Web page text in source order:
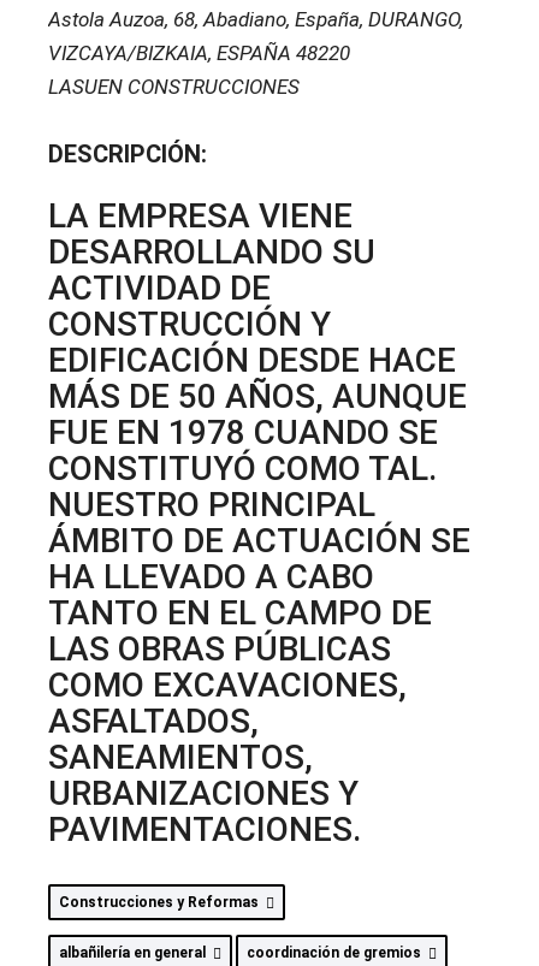
Astola Auzoa, 68, Abadiano, España, DURANGO,
VIZCAYA/BIZKAIA, ESPAÑA 48220
LASUEN CONSTRUCCIONES
DESCRIPCIÓN:
LA EMPRESA VIENE
DESARROLLANDO SU
ACTIVIDAD DE
CONSTRUCCIÓN Y
EDIFICACIÓN DESDE HACE
MÁS DE 50 AÑOS, AUNQUE
FUE EN 1978 CUANDO SE
CONSTITUYÓ COMO TAL.
NUESTRO PRINCIPAL
ÁMBITO DE ACTUACIÓN SE
HA LLEVADO A CABO
TANTO EN EL CAMPO DE
LAS OBRAS PÚBLICAS
COMO EXCAVACIONES,
ASFALTADOS,
SANEAMIENTOS,
URBANIZACIONES Y
PAVIMENTACIONES.
Construcciones y Reformas
albañilería en general coordinación de gremios